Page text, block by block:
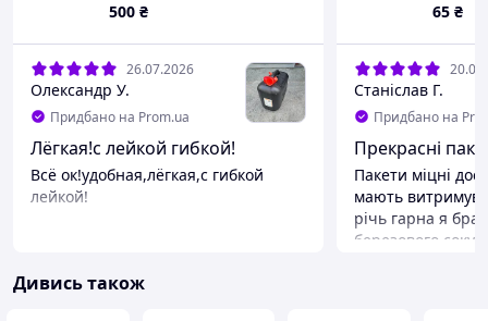
500 ₴
26.07.2026
Олександр У.
Придбано на Prom.ua
Лёгкая!с лейкой гибкой!
Всё ок!удобная,лёгкая,с гибкой
лейкой!
65 ₴
Станіслав Г.
Придбано на
Прекрасні
Пакети міцні
мають
річь гарна я
березового соку
Дивись також